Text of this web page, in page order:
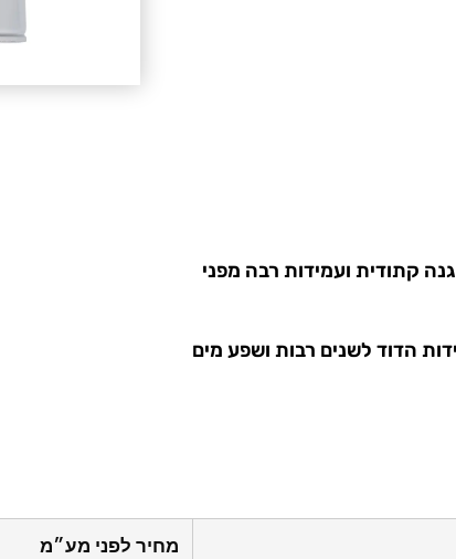
קתודית ועמידות רבה מפני
הדוד לשנים רבות ושפע מים
מחיר לפני מע״מ